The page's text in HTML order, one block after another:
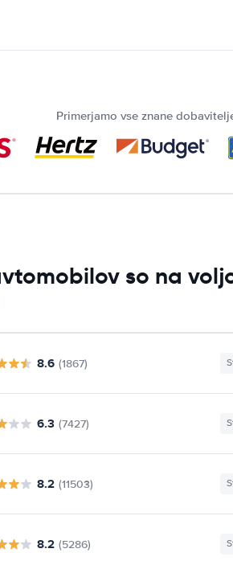
Primerjamo vse znane
so na
8.6 (1867)
6.3 (7427)
8.2 (11503)
8.2 (5286)